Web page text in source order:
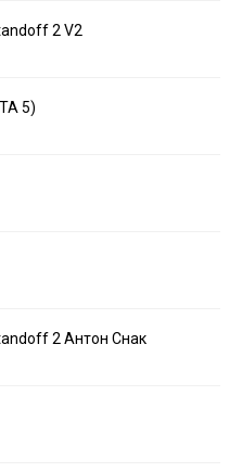
2 V2
5)
2 Антон Снак